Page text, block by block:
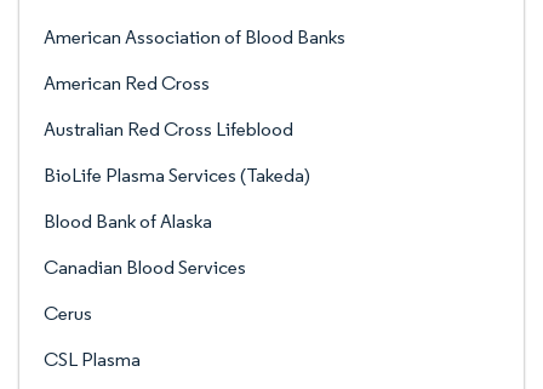
American Association of Blood Banks
American Red Cross
Australian Red Cross Lifeblood
BioLife Plasma Services (Takeda)
Blood Bank of Alaska
Canadian Blood Services
Cerus
CSL Plasma